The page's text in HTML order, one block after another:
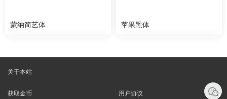
蒙纳简艺体 苹果黑体
关于本站
获取金币 用户协议